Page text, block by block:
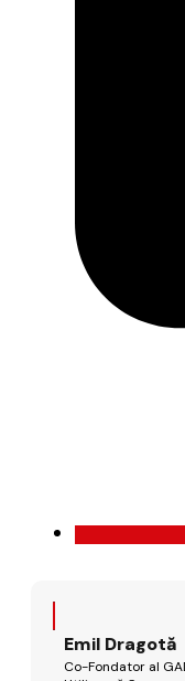
Emil Dragotă
Co-Fondator al